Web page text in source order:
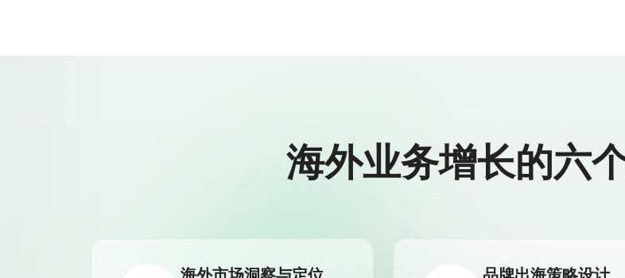
海外业务增长的六